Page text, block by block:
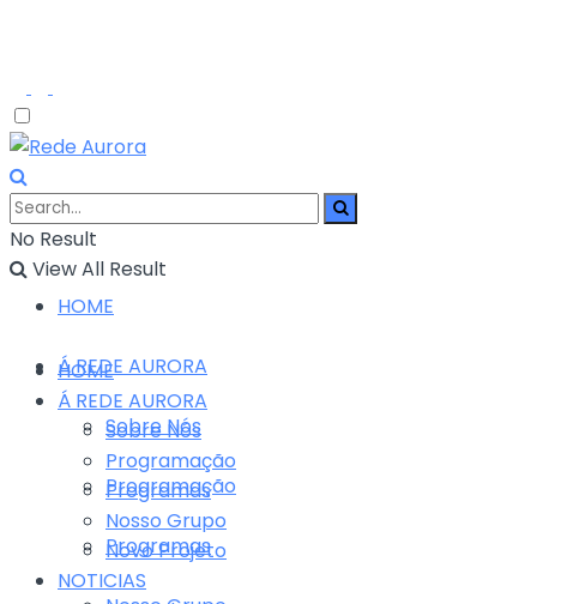
No Result
View All Result
HOME
Á REDE AURORA
Sobre Nós
Programação
Programas
HOME
Á REDE AURORA
Sobre Nós
Programação
Programas
Nosso Grupo
Novo Projeto
NOTICIAS